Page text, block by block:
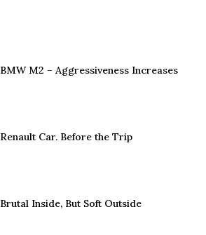
BMW M2 – Aggressiveness Increases
Renault Car. Before the Trip
Brutal Inside, But Soft Outside